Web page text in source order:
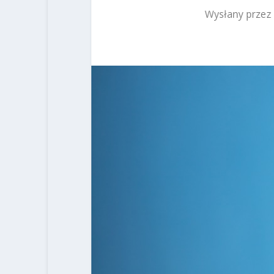
Wysłany przez